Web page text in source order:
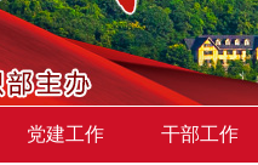
党建工作 干部工作